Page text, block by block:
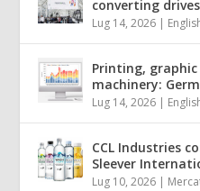
converting
Lug 14, 2026 |
Printing,
machinery:
Lug 14, 2026 |
CCL Industries
Sleever
Lug 10, 2026 |